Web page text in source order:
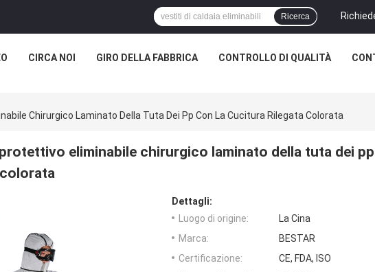
Ricerca
CIRCA NOI GIRO DELLA FABBRICA CONTROLLO DI QUALITÀ
Chirurgico Laminato Della Tuta Dei Pp Con La Cucitura Rilegata Colorata
eliminabile chirurgico laminato della tuta dei
Dettagli:
Luogo di origine:
La Cina
Marca:
BESTAR
Certificazione:
CE, FDA, ISO